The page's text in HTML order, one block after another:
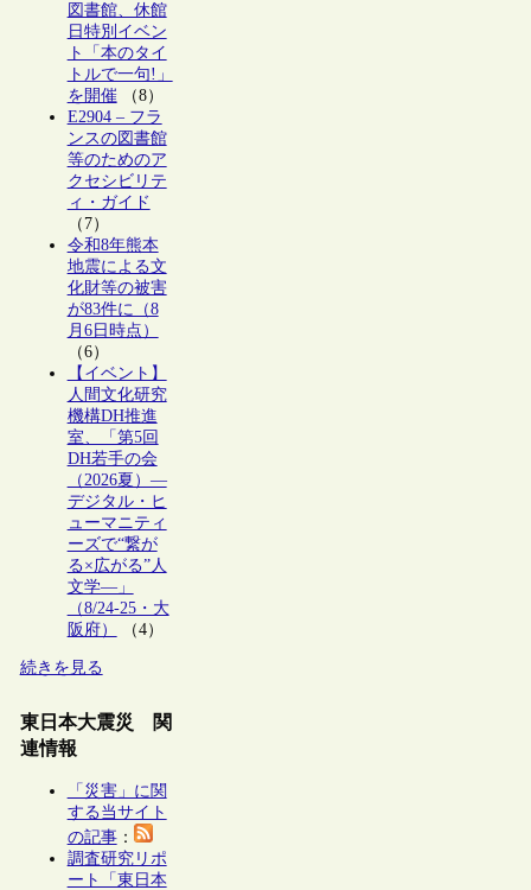
図書館、休館
日特別イベン
ト「本のタイ
トルで一句!」
を開催（8）
E2904 – フラ
ンスの図書館
等のためのア
クセシビリテ
ィ・ガイド
（7）
令和8年熊本
地震による文
化財等の被害
が83件に（8
月6日時点）
（6）
【イベント】
人間文化研究
機構DH推進
室、「第5回
DH若手の会
（2026夏）―
デジタル・ヒ
ューマニティ
ーズで“繋が
る×広がる”人
文学―」
（8/24-25・大
阪府）
（4）
続きを見る
東日本大震災 関
連情報
「災害」に関
する当サイト
の記事：
調査研究リポ
ート「東日本